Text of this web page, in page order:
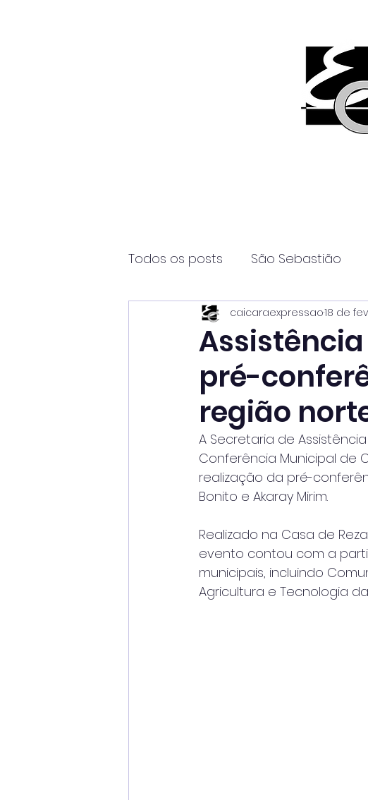
Todos os posts São Sebastião
Página2 Itanhaém
pré-
região
caicaraexpressao18 de
A Secretaria de
Conferência Municipal de
realização da pré-
Bonito e Akaray Mirim.
Realizado na Casa de
evento contou com a
municipais, incluindo
Agricultura e Tecnologia